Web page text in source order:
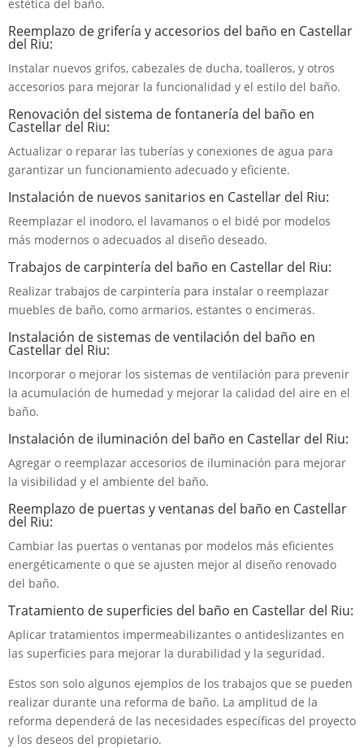
estética del baño.
Reemplazo de grifería y accesorios del baño en Castellar
del Riu:
Instalar nuevos grifos, cabezales de ducha, toalleros, y otros
accesorios para mejorar la funcionalidad y el estilo del baño.
Renovación del sistema de fontanería del baño en
Castellar del Riu:
Actualizar o reparar las tuberías y conexiones de agua para
garantizar un funcionamiento adecuado y eficiente.
Instalación de nuevos sanitarios en Castellar del Riu:
Reemplazar el inodoro, el lavamanos o el bidé por modelos
más modernos o adecuados al diseño deseado.
Trabajos de carpintería del baño en Castellar del Riu:
Realizar trabajos de carpintería para instalar o reemplazar
muebles de baño, como armarios, estantes o encimeras.
Instalación de sistemas de ventilación del baño en
Castellar del Riu:
Incorporar o mejorar los sistemas de ventilación para prevenir
la acumulación de humedad y mejorar la calidad del aire en el
baño.
Instalación de iluminación del baño en Castellar del Riu:
Agregar o reemplazar accesorios de iluminación para mejorar
la visibilidad y el ambiente del baño.
Reemplazo de puertas y ventanas del baño en Castellar
del Riu:
Cambiar las puertas o ventanas por modelos más eficientes
energéticamente o que se ajusten mejor al diseño renovado
del baño.
Tratamiento de superficies del baño en Castellar del Riu:
Aplicar tratamientos impermeabilizantes o antideslizantes en
las superficies para mejorar la durabilidad y la seguridad.
Estos son solo algunos ejemplos de los trabajos que se pueden
realizar durante una reforma de baño. La amplitud de la
reforma dependerá de las necesidades específicas del proyecto
y los deseos del propietario.